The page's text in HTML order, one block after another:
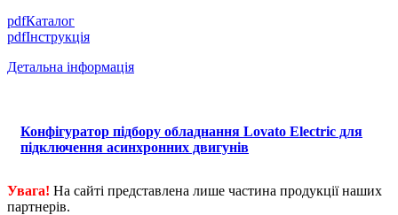
pdfКаталог
pdfІнструкція
Детальна інформація
Конфігуратор підбору обладнання Lovato Electric для
підключення асинхронних двигунів
Увага! На сайті представлена лише частина продукції наших
партнерів.